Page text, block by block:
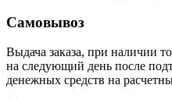
Самовывоз
Выдача заказа, при наличии
на следующий день после
денежных средств на